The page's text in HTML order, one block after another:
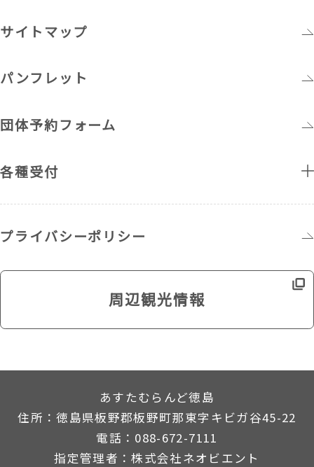
サイトマップ
パンフレット
団体予約フォーム
各種受付
プライバシーポリシー
周辺観光情報
あすたむらんど徳島
住所：徳島県板野郡板野町那東字キビガ谷45-22
電話：088-672-7111
指定管理者：株式会社ネオビエント